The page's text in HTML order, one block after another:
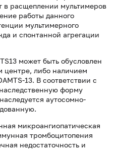
в расщеплении мультимеров
работы данного
мультимерного
и спонтанной агрегации
может быть обусловлен
центре, либо наличием
13. В соответствии с
форму
аутосомно-
микроангиопатическая
тромбоцитопения
недостаточность и